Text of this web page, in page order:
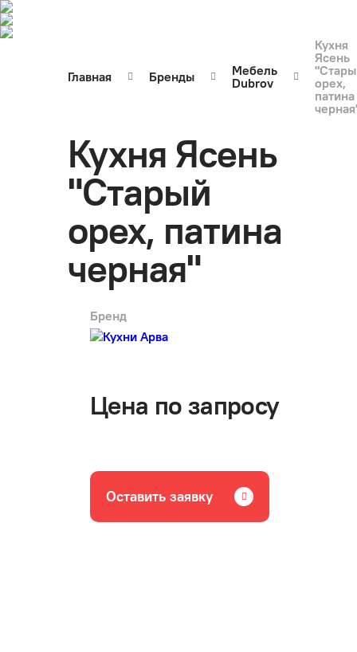
Главная Бренды
Мебель
Dubrov
Кухня
Ясень
орех,
патина
Кухня Ясень
"Старый
орех, патина
черная"
арт.
Бренд
Цена по запросу
Оставить заявку